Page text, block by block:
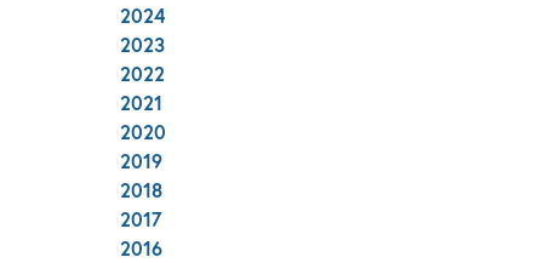
2024
2023
2022
2021
2020
2019
2018
2017
2016